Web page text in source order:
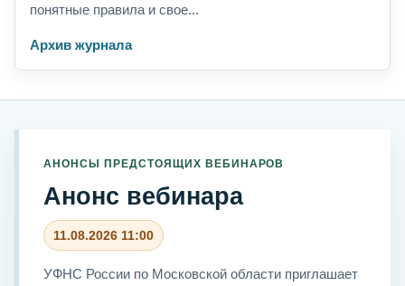
понятные правила и свое...
Архив журнала
АНОНСЫ ПРЕДСТОЯЩИХ ВЕБИНАРОВ
Анонс вебинара
11.08.2026 11:00
УФНС России по Московской области приглашает